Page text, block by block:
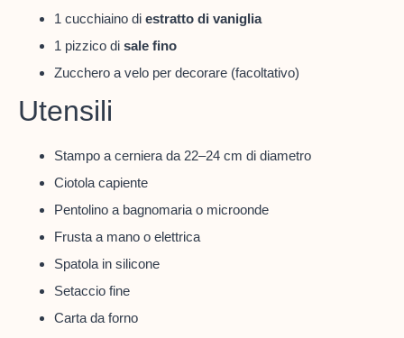
1 cucchiaino di estratto di vaniglia
1 pizzico di sale fino
Zucchero a velo per decorare (facoltativo)
Utensili
Stampo a cerniera da 22–24 cm di diametro
Ciotola capiente
Pentolino a bagnomaria o microonde
Frusta a mano o elettrica
Spatola in silicone
Setaccio fine
Carta da forno